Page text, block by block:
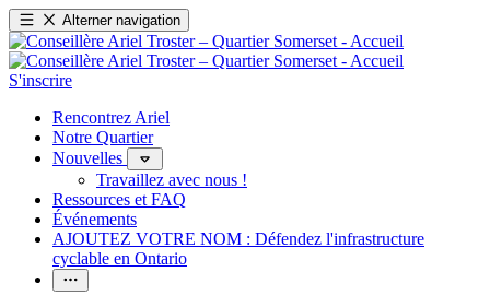
Alterner navigation
S'inscrire
Rencontrez Ariel
Notre Quartier
Nouvelles
Travaillez avec nous !
Ressources et FAQ
Événements
AJOUTEZ VOTRE NOM : Défendez l'infrastructure
cyclable en Ontario